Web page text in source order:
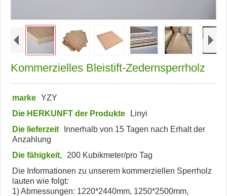
Kommerzielles Bleistift-Zedernsperrholz
marke YZY
Die HERKUNFT der Produkte
Linyi
Die lieferzeit
Innerhalb von 15 Tagen nach Erhalt der
Anzahlung
Die fähigkeit,
200 Kubikmeter/pro Tag
Die Informationen zu unserem kommerziellen Sperrholz
lauten wie folgt:
1) Abmessungen: 1220*2440mm, 1250*2500mm,